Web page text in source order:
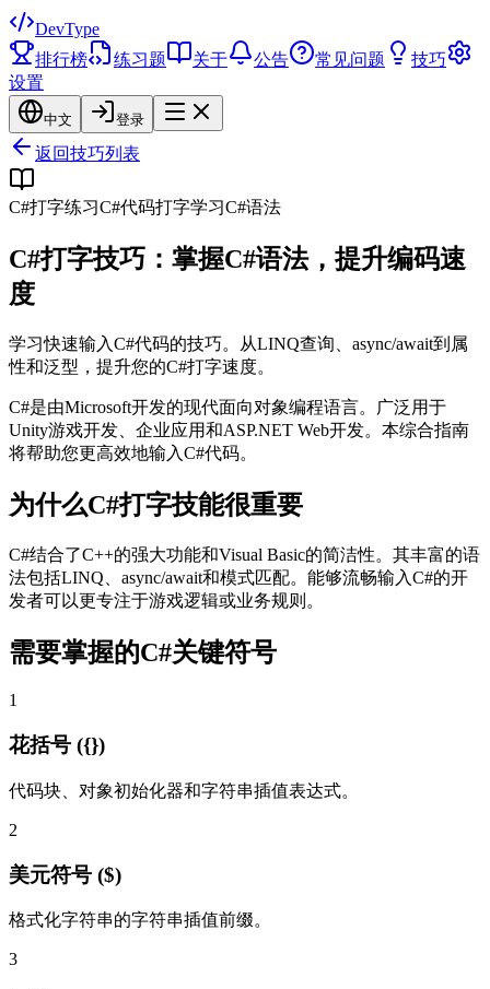
DevType
排行榜
练习题 关于 公告 常见问题
技巧
设置
中文 登录
返回技巧列表
C#打字练习C#代码打字学习C#语法
C#打字技巧：掌握C#语法，提升编码速
度
学习快速输入C#代码的技巧。从LINQ查询、async/await到属
性和泛型，提升您的C#打字速度。
C#是由Microsoft开发的现代面向对象编程语言。广泛用于
Unity游戏开发、企业应用和ASP.NET Web开发。本综合指南
将帮助您更高效地输入C#代码。
为什么C#打字技能很重要
C#结合了C++的强大功能和Visual Basic的简洁性。其丰富的语
法包括LINQ、async/await和模式匹配。能够流畅输入C#的开
发者可以更专注于游戏逻辑或业务规则。
需要掌握的C#关键符号
1
花括号 ({})
代码块、对象初始化器和字符串插值表达式。
2
美元符号 ($)
格式化字符串的字符串插值前缀。
3